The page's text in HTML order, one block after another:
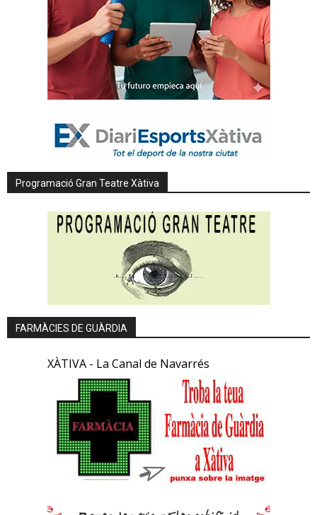
Programació Gran Teatre Xàtiva
FARMÀCIES DE GUÀRDIA
XÀTIVA - La Canal de Navarrés